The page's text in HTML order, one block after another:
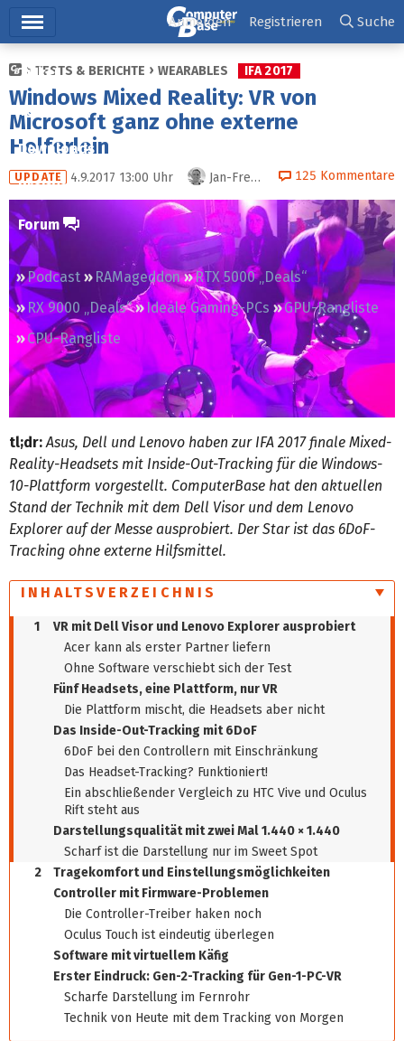
Ticker
Tests
Downloads
Preisvergleich
Forum
Podcast RAMageddon
RTX 5000 „Deals“
RX 9000 „Deals“
Ideale Gaming-PCs
GPU-Rangliste
CPU-Rangliste
Anmelden Registrieren Suche
TESTS & BERICHTE WEARABLES IFA 2017
Windows Mixed Reality: VR von
Microsoft ganz ohne externe
Helferlein
UPDATE 4.9.2017 13:00 Uhr Jan-Frederik Timm (+1)
125 Kommentare
tl;dr: Asus, Dell und Lenovo haben zur IFA 2017 finale Mixed-
Reality-Headsets mit Inside-Out-Tracking für die Windows-
10-Plattform vorgestellt. ComputerBase hat den aktuellen
Stand der Technik mit dem Dell Visor und dem Lenovo
Explorer auf der Messe ausprobiert. Der Star ist das 6DoF-
Tracking ohne externe Hilfsmittel.
INHALTSVERZEICHNIS
1
VR mit Dell Visor und Lenovo Explorer ausprobiert
Acer kann als erster Partner liefern
Ohne Software verschiebt sich der Test
Fünf Headsets, eine Plattform, nur VR
Die Plattform mischt, die Headsets aber nicht
Das Inside-Out-Tracking mit 6DoF
6DoF bei den Controllern mit Einschränkung
Das Headset-Tracking? Funktioniert!
Ein abschließender Vergleich zu HTC Vive und Oculus
Rift steht aus
Darstellungsqualität mit zwei Mal 1.440 × 1.440
Scharf ist die Darstellung nur im Sweet Spot
2
Tragekomfort und Einstellungsmöglichkeiten
Controller mit Firmware-Problemen
Die Controller-Treiber haken noch
Oculus Touch ist eindeutig überlegen
Software mit virtuellem Käfig
Erster Eindruck: Gen-2-Tracking für Gen-1-PC-VR
Scharfe Darstellung im Fernrohr
Technik von Heute mit dem Tracking von Morgen